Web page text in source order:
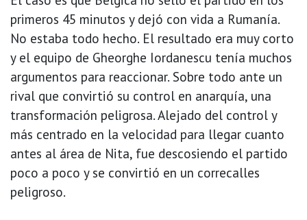
primeros 45 minutos y dejó con vida a Rumanía.
No estaba todo hecho. El resultado era muy corto
y el equipo de Gheorghe Iordanescu tenía muchos
argumentos para reaccionar. Sobre todo ante un
rival que convirtió su control en anarquía, una
transformación peligrosa. Alejado del control y
más centrado en la velocidad para llegar cuanto
antes al área de Nita, fue descosiendo el partido
poco a poco y se convirtió en un correcalles
peligroso.